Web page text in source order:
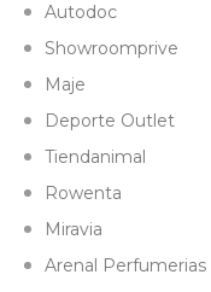
Autodoc
Showroomprive
Maje
Deporte Outlet
Tiendanimal
Rowenta
Miravia
Arenal Perfumerias